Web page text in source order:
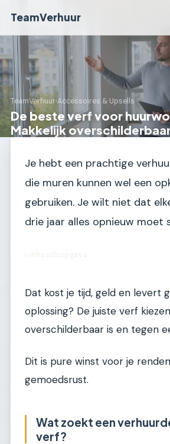
TeamVerhuur
TeamVerhuur›Accessoires & Upsells
De beste verf voor
Makkelijk
Je hebt een prachtige
die muren kunnen wel een
gebruiken. Je wilt niet dat
drie jaar alles opnieuw moet
Dat kost je tijd, geld en levert
oplossing? De juiste verf
overschilderbaar is en tegen
Dit is pure winst voor je
gemoedsrust.
Wat zoekt een
verf?